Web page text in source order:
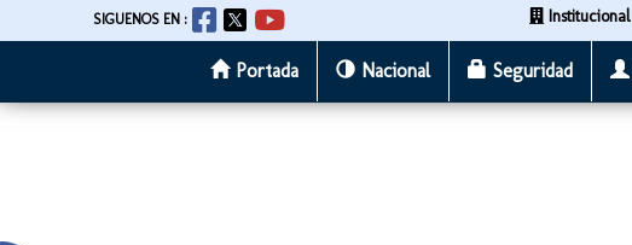
al
SIGUENOS EN : Institucional
Portada Nacional Seguridad